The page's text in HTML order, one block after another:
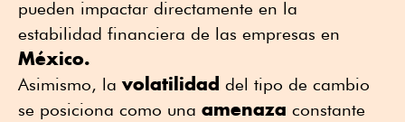
pueden impactar directamente en la
estabilidad financiera de las empresas en
México.
Asimismo, la volatilidad del tipo de cambio
se posiciona como una amenaza constante